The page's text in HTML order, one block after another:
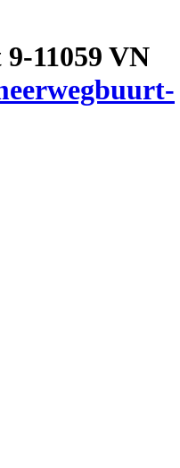
11059 VN